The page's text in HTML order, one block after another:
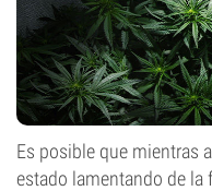
Es posible que mientras
estado lamentando de la